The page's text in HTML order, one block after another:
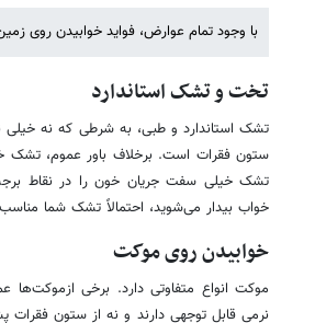
با وجود تمام عوارض، فواید خوابیدن روی
تخت و تشک استاندارد
تشک استاندارد و طبی، به شرطی که نه
ستون فقرات است. برخلاف باور عموم، تشک
تشک خیلی سفت جریان خون را در نقاط
خواب بیدار می‌شوید، احتمالاً تشک شما
خوابیدن روی موکت
موکت انواع متفاوتی دارد. برخی
نرمی قابل توجهی دارند و نه از ستون فقرات